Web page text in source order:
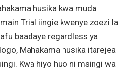
husika kwa muda
Trial iingie kwenye zoezi la
baadaye regardless ya
Mahakama husika itarejea
Kwa hiyo huo ni msingi wa